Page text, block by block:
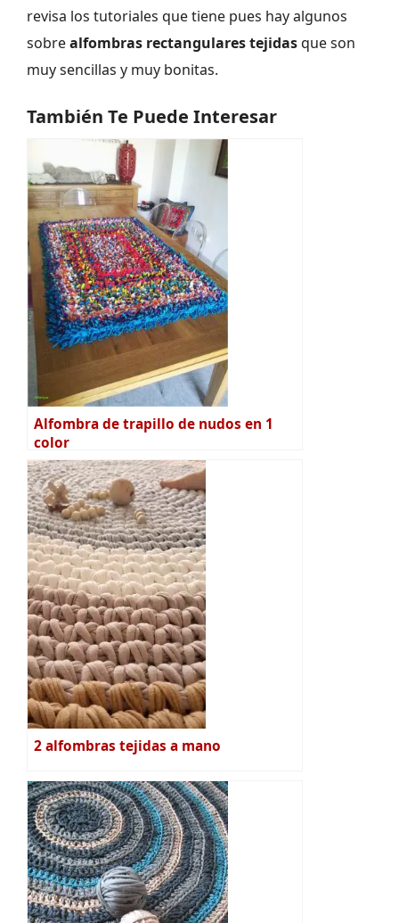
revisa los tutoriales que tiene pues hay algunos
sobrealfombras rectangulares tejidasque son
muy sencillas y muy bonitas.
También Te Puede Interesar
Alfombra de trapillo de nudos en 1
color
2 alfombras tejidas a mano